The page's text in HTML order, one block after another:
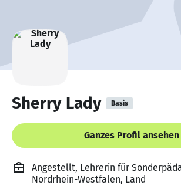
Sherry Lady Basis
Ganzes Profil ansehen
Angestellt, Lehrerin für
Nordrhein-Westfalen, Land